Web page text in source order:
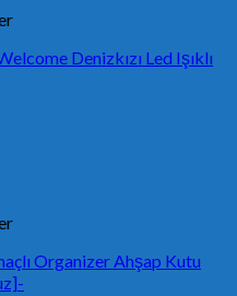
Denizkızı Led Işıklı
Organizer Ahşap Kutu